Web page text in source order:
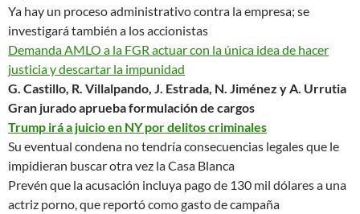
Ya hay un proceso administrativo contra la empresa; se
investigará también a los accionistas
Demanda AMLO a la FGR actuar con la única idea de hacer
justicia y descartar la impunidad
G. Castillo, R. Villalpando, J. Estrada, N. Jiménez y A. Urrutia
Gran jurado aprueba formulación de cargos
Trump irá a juicio en NY por delitos criminales
Su eventual condena no tendría consecuencias legales que le
impidieran buscar otra vez la Casa Blanca
Prevén que la acusación incluya pago de 130 mil dólares a una
actriz porno, que reportó como gasto de campaña